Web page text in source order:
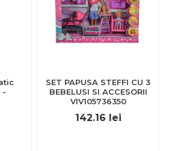
-
SET PAPUSA STEFFI CU 3
BEBELUSI SI ACCESORII
VIV105736350
142.16 lei